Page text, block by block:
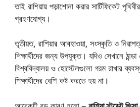
তাই রাশিয়ায় পড়াশোনা করার সার্টিফিকেট
গ্রহণযোগ্য।
তৃতীয়ত, রাশিয়ার আবহাওয়া, সংস্কৃতি ও
শিক্ষার্থীদের জন্য উপযুক্ত। যদিও সেখানে
বিশ্ববিদ্যালয় ও হোস্টেলগুলো গরম রাখার
শিক্ষার্থীদের বেশি কষ্ট করতে হয় না।